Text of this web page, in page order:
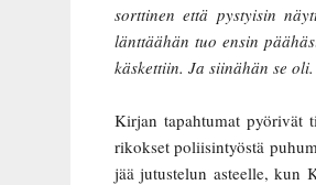
sorttinen että pystyisin
länttäähän tuo ensin
käskettiin. Ja siinähän se
Kirjan tapahtumat pyörivät
rikokset poliisintyöstä
jää jutustelun asteelle, kun